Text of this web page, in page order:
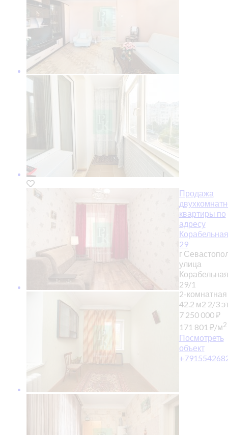
Продажа
квартиры по
адресу
29
г
улица
29/1
2-комнатная
42.2 м2 2/3
7 250 000₽
171 801 ₽/м2
Посмотреть
объект